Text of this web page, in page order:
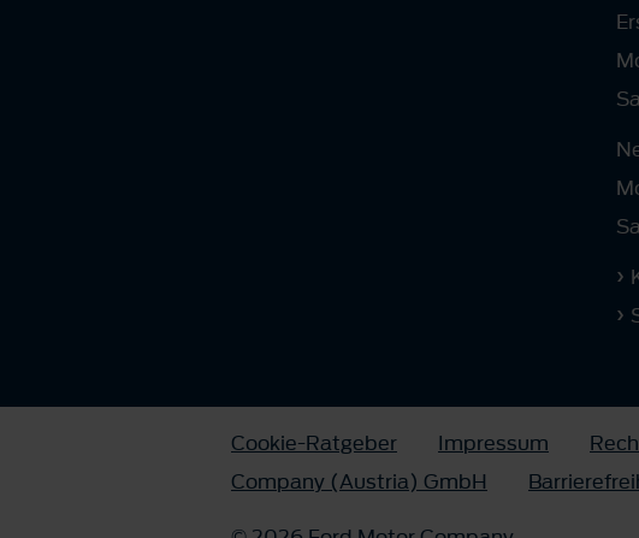
Sa
Sa
Cookie-Ratgeber Impressum
Company (Austria) GmbH